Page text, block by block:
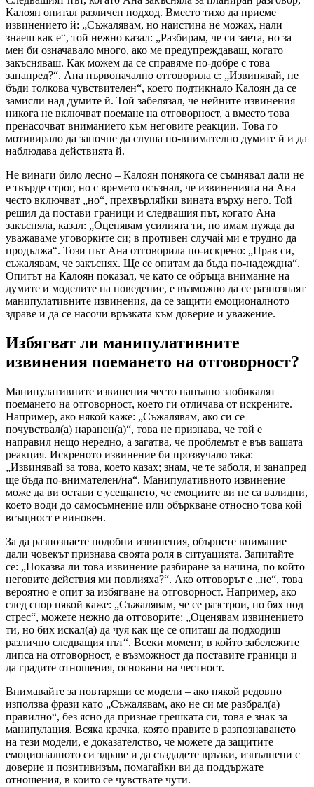
Калоян опитал различен подход. Вместо тихо да приеме
извинението й: „Съжалявам, но наистина не можах, нали
знаеш как е“, той нежно казал: „Разбирам, че си заета, но за
мен би означавало много, ако ме предупреждаваш, когато
закъсняваш. Как можем да се справяме по-добре с това
занапред?“. Ана първоначално отговорила с: „Извинявай, не
бъди толкова чувствителен“, което подтикнало Калоян да се
замисли над думите й. Той забелязал, че нейните извинения
никога не включват поемане на отговорност, а вместо това
пренасочват вниманието към неговите реакции. Това го
мотивирало да започне да слуша по-внимателно думите й и да
наблюдава действията й.
Не винаги било лесно – Калоян понякога се съмнявал дали не
е твърде строг, но с времето осъзнал, че извиненията на Ана
често включват „но“, прехвърляйки вината върху него. Той
решил да постави граници и следващия път, когато Ана
закъсняла, казал: „Оценявам усилията ти, но имам нужда да
уважаваме уговорките си; в противен случай ми е трудно да
продължа“. Този път Ана отговорила по-искрено: „Прав си,
съжалявам, че закъснях. Ще се опитам да бъда по-надеждна“.
Опитът на Калоян показал, че като се обръща внимание на
думите и моделите на поведение, е възможно да се разпознаят
манипулативните извинения, да се защити емоционалното
здраве и да се насочи връзката към доверие и уважение.
Избягват ли манипулативните
извинения поемането на отговорност?
Манипулативните извинения често напълно заобикалят
поемането на отговорност, което ги отличава от искрените.
Например, ако някой каже: „Съжалявам, ако си се
почувствал(а) наранен(а)“, това не признава, че той е
направил нещо нередно, а загатва, че проблемът е във вашата
реакция. Искреното извинение би прозвучало така:
„Извинявай за това, което казах; знам, че те заболя, и занапред
ще бъда по-внимателен/на“. Манипулативното извинение
може да ви остави с усещането, че емоциите ви не са валидни,
което води до самосъмнение или объркване относно това кой
всъщност е виновен.
За да разпознаете подобни извинения, обърнете внимание
дали човекът признава своята роля в ситуацията. Запитайте
се: „Показва ли това извинение разбиране за начина, по който
неговите действия ми повлияха?“. Ако отговорът е „не“, това
вероятно е опит за избягване на отговорност. Например, ако
след спор някой каже: „Съжалявам, че се разстрои, но бях под
стрес“, можете нежно да отговорите: „Оценявам извинението
ти, но бих искал(а) да чуя как ще се опиташ да подходиш
различно следващия път“. Всеки момент, в който забележите
липса на отговорност, е възможност да поставите граници и
да градите отношения, основани на честност.
Внимавайте за повтарящи се модели – ако някой редовно
използва фрази като „Съжалявам, ако не си ме разбрал(а)
правилно“, без ясно да признае грешката си, това е знак за
манипулация. Всяка крачка, която правите в разпознаването
на тези модели, е доказателство, че можете да защитите
емоционалното си здраве и да създадете връзки, изпълнени с
доверие и позитивизъм, помагайки ви да поддържате
отношения, в които се чувствате чути.